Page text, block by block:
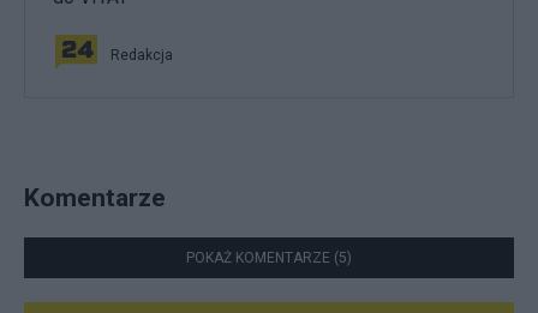
Redakcja
Komentarze
POKAŻ KOMENTARZE (5)